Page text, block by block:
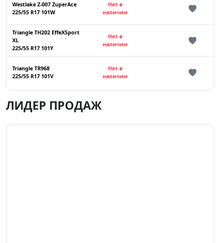
Westlake Z-007 ZuperAce
225/55 R17 101W
Нет в
наличии
Triangle TH202 EffeXSport
XL
225/55 R17 101Y
Нет в
наличии
Triangle TR968
225/55 R17 101V
Нет в
наличии
ЛИДЕР ПРОДАЖ